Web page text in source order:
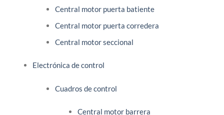
Central motor puerta batiente
Central motor puerta corredera
Central motor seccional
Electrónica de control
Cuadros de control
Central motor barrera